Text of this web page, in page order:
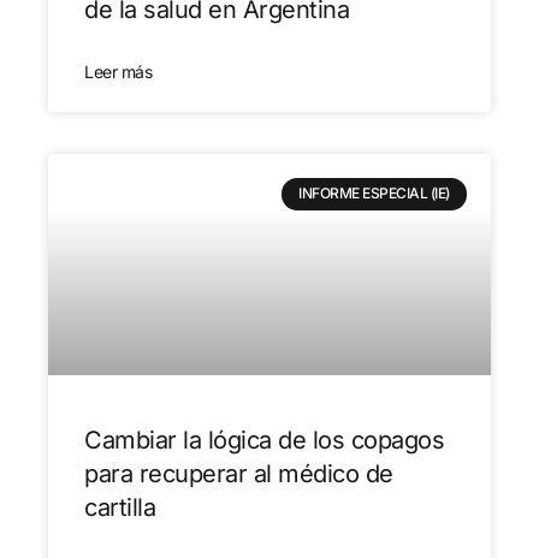
de la salud en Argentina
Leer más
INFORME ESPECIAL (IE)
Cambiar la lógica de los copagos
para recuperar al médico de
cartilla